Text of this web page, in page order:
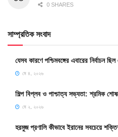
0 SHARES
সাম্প্রতিক সংবাদ
যেসব কারণে পশ্চিমবঙ্গের এবারের নির্বাচন
মে ৪, ২০২৬
শিল্প বিপ্লব ও পাশ্চাত্য সভ্যতা: শ্রমিক
মে ২, ২০২৬
হরমুজ প্রণালি কীভাবে ইরানের সবচেয়ে